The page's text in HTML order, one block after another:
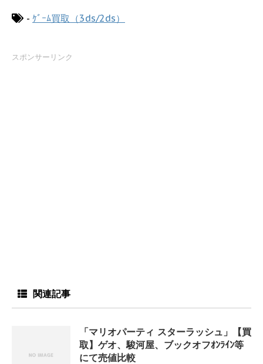
- ｹﾞｰﾑ買取（3ds/2ds）
スポンサーリンク
関連記事
「マリオパーティ スターラッシュ」【買
取】ゲオ、駿河屋、ブックオフｵﾝﾗｲﾝ等
にて売値比較